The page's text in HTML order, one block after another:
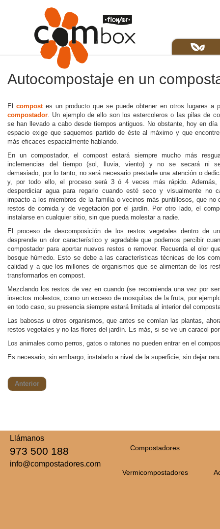
Autocompostaje en un
El compostes un producto que se puede obtener en otros lugares a
compostador. Un ejemplo de ello son los estercoleros o las pilas de
se han llevado a cabo desde tiempos antiguos. No obstante, hoy en
espacio exige que saquemos partido de éste al máximo y que
más eficaces espacialmente hablando.
En un compostador, el compost estará siempre mucho más
inclemencias del tiempo (sol, lluvia, viento) y no se secará ni se
demasiado; por lo tanto, no será necesario prestarle una atención o
y, por todo ello, el proceso será 3 ó 4 veces más rápido. Además,
desperdiciar agua para regarlo cuando esté seco y visualmente no
impacto a los miembros de la familia o vecinos más puntillosos, que no
restos de comida y de vegetación por el jardín. Por otro lado, el
instalarse en cualquier sitio, sin que pueda molestar a nadie.
El proceso de descomposición de los restos vegetales dentro de
desprende un olor característico y agradable que podemos percibir
compostador para aportar nuevos restos o remover. Recuerda el olor
bosque húmedo. Esto se debe a las características técnicas de los
calidad y a que los millones de organismos que se alimentan de los
transformarlos en compost.
Mezclando los restos de vez en cuando (se recomienda una vez por
insectos molestos, como un exceso de mosquitas de la fruta, por
en todo caso, su presencia siempre estará limitada al interior del
Las babosas u otros organismos, que antes se comían las plantas,
restos vegetales y no las flores del jardín. Es más, si se ve un caracol
Los animales como perros, gatos o ratones no pueden entrar en el
Es necesario, sin embargo, instalarlo a nivel de la superficie, sin dejar
Anterior
Llámanos
973 500 188
info@compostadores.com
Compostadores
Vermicompostadores